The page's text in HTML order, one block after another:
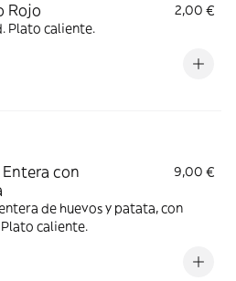
Rojo
2,00 €
Plato caliente.
con
9,00 €
de huevos y patata, con
caliente.